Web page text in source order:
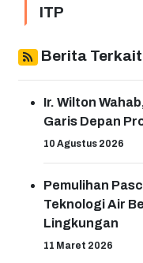
ITP
Berita Terkait
Ir. Wilton
Garis Depan
10 Agustus 2026
Pemulihan
Teknologi Air
Lingkungan
11 Maret 2026